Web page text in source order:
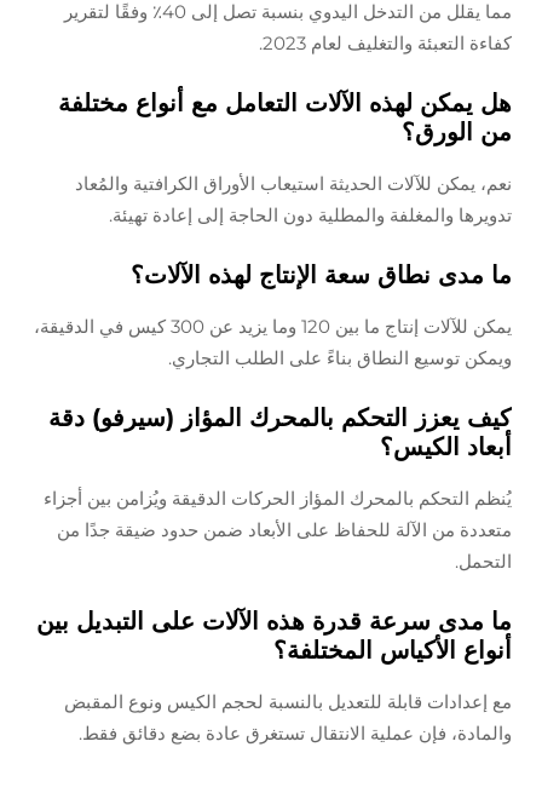
مما يقلل من التدخل اليدوي بنسبة تصل إلى 40٪ وفقًا لتقرير
كفاءة التعبئة والتغليف لعام 2023.
هل يمكن لهذه الآلات التعامل مع أنواع مختلفة
من الورق؟
نعم، يمكن للآلات الحديثة استيعاب الأوراق الكرافتية والمُعاد
تدويرها والمغلفة والمطلية دون الحاجة إلى إعادة تهيئة.
ما مدى نطاق سعة الإنتاج لهذه الآلات؟
يمكن للآلات إنتاج ما بين 120 وما يزيد عن 300 كيس في الدقيقة،
ويمكن توسيع النطاق بناءً على الطلب التجاري.
كيف يعزز التحكم بالمحرك المؤاز (سيرفو) دقة
أبعاد الكيس؟
يُنظم التحكم بالمحرك المؤاز الحركات الدقيقة ويُزامن بين أجزاء
متعددة من الآلة للحفاظ على الأبعاد ضمن حدود ضيقة جدًا من
التحمل.
ما مدى سرعة قدرة هذه الآلات على التبديل بين
أنواع الأكياس المختلفة؟
مع إعدادات قابلة للتعديل بالنسبة لحجم الكيس ونوع المقبض
والمادة، فإن عملية الانتقال تستغرق عادة بضع دقائق فقط.